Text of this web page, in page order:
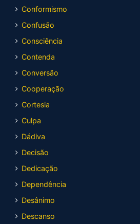
Conformismo
Confusão
Consciência
Contenda
Conversão
Cooperação
Cortesia
Culpa
Dádiva
Decisão
Dedicação
Dependência
Desânimo
Descanso